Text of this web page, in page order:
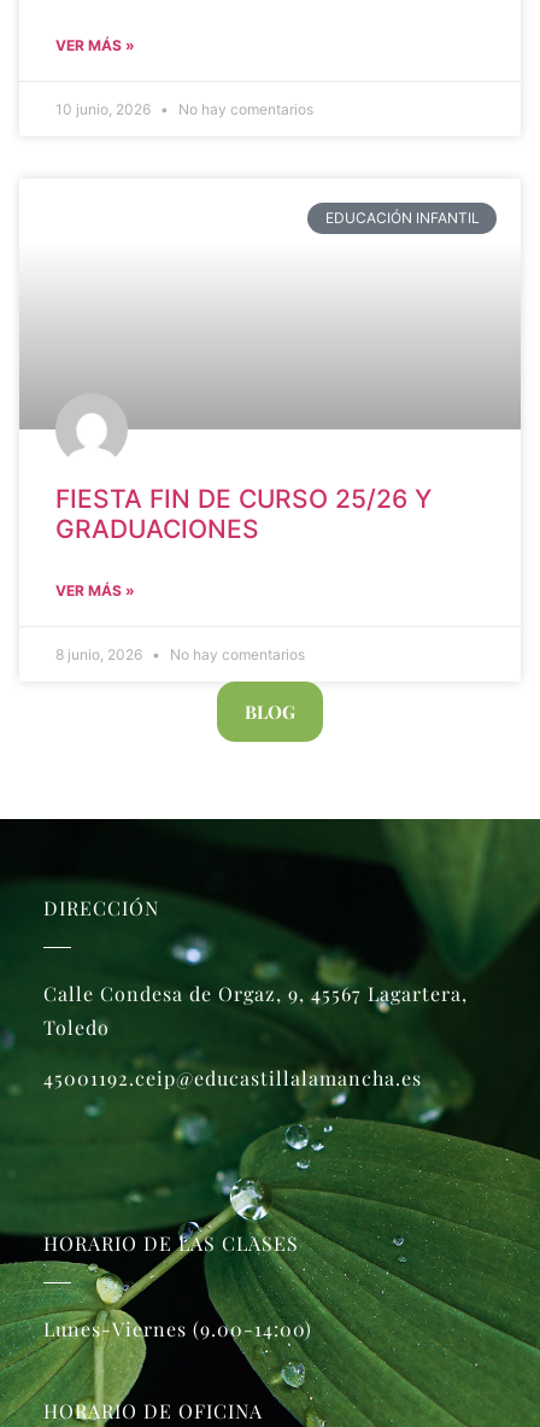
VER MÁS »
10 junio, 2026 No hay comentarios
EDUCACIÓN INFANTIL
FIESTA FIN DE CURSO 25/26 Y
GRADUACIONES
VER MÁS »
8 junio, 2026 No hay comentarios
BLOG
DIRECCIÓN
Calle Condesa de Orgaz, 9, 45567 Lagartera,
Toledo
45001192.ceip@educastillalamancha.es
HORARIO DE LAS CLASES
Lunes-Viernes (9.00-14:00)
HORARIO DE OFICINA